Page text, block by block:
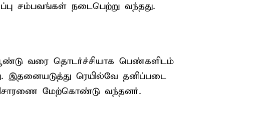
சம்பவங்கள் நடைபெற்று வந்தது.
வரை தொடர்ச்சியாக பெண்களிடம்
இதனையடுத்து ரெயில்வே தனிப்படை
மேற்கொண்டு வந்தனர்.